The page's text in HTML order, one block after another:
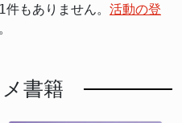
もありません。 活動の登
書籍